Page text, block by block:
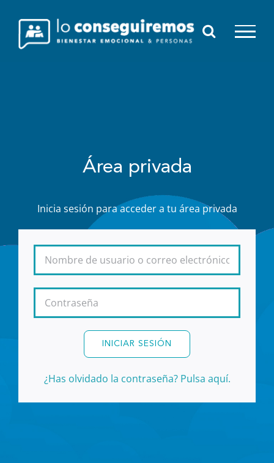
contenido
Área privada
Inicia sesión para acceder a tu área privada
INICIAR SESIÓN
¿Has olvidado la contraseña? Pulsa aquí.